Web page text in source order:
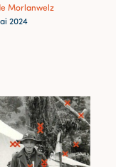
Morlanwelz
2024